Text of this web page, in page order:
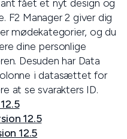
fået et nyt design og
F2 Manager 2 giver dig
mødekategorier, og du
dine personlige
Desuden har Data
i datasættet for
at se svarakters ID.
12.5
12.5